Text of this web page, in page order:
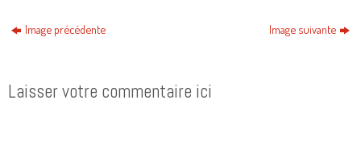
Image précédente Image suivante
Laisser votre commentaire ici